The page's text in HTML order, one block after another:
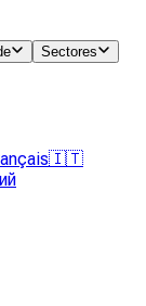
Sectores
🇮🇹